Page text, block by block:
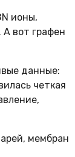
ионы,
вот графен
данные:
четкая
мембран